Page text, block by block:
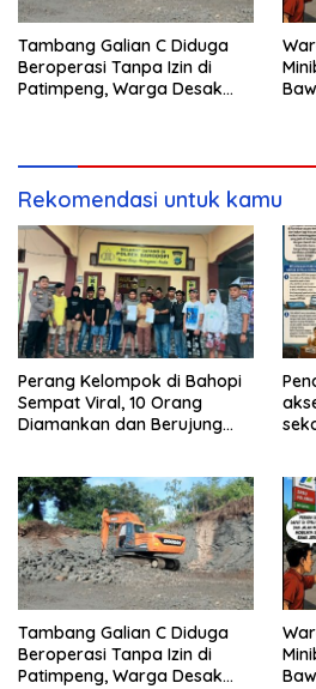
Tambang Galian C Diduga
Beroperasi Tanpa Izin di
Patimpeng, Warga Desak
Rekomendasi untuk kamu
Perang Kelompok di Bahopi
Sempat Viral, 10 Orang
Diamankan dan Berujung
Tambang Galian C Diduga
Beroperasi Tanpa Izin di
Patimpeng, Warga Desak